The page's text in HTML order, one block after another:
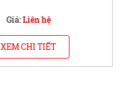
Giá:Liên hệ
XEM CHI TIẾT